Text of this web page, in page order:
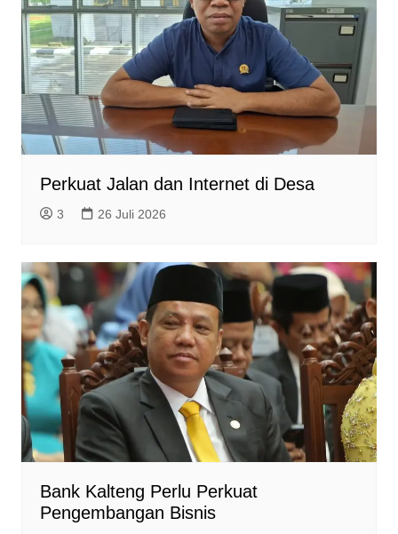
Perkuat Jalan dan Internet di Desa
3 26 Juli 2026
Bank Kalteng Perlu Perkuat
Pengembangan Bisnis